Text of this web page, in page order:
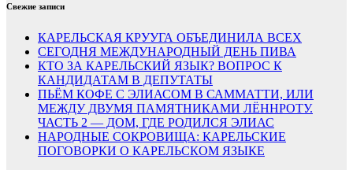
Свежие записи
КАРЕЛЬСКАЯ КРУУГА ОБЪЕДИНИЛА ВСЕХ
СЕГОДНЯ МЕЖДУНАРОДНЫЙ ДЕНЬ ПИВА
КТО ЗА КАРЕЛЬСКИЙ ЯЗЫК? ВОПРОС К
КАНДИДАТАМ В ДЕПУТАТЫ
ПЬЁМ КОФЕ С ЭЛИАСОМ В САММАТТИ, ИЛИ
МЕЖДУ ДВУМЯ ПАМЯТНИКАМИ ЛЁННРОТУ.
ЧАСТЬ 2 — ДОМ, ГДЕ РОДИЛСЯ ЭЛИАС
НАРОДНЫЕ СОКРОВИЩА: КАРЕЛЬСКИЕ
ПОГОВОРКИ О КАРЕЛЬСКОМ ЯЗЫКЕ